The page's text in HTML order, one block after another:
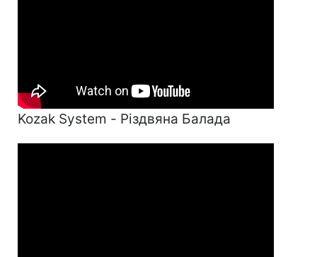
Kozak System - Різдвяна Балада